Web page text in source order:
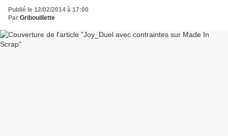
Publié le 12/02/2014 à 17:00
Par Gribouillette